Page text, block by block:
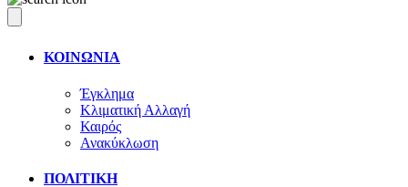
ΚΟΙΝΩΝΙΑ
Έγκλημα
Κλιματική Αλλαγή
Καιρός
Ανακύκλωση
ΠΟΛΙΤΙΚΗ